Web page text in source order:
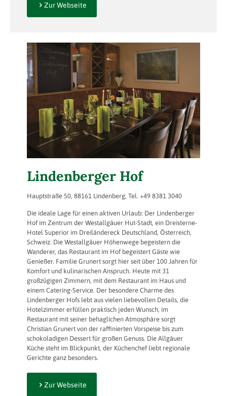
Zur Webseite
Lindenberger Hof
Hauptstraße 50, 88161 Lindenberg, Tel. +49 8381 3040
Die ideale Lage für einen aktiven Urlaub: Der Lindenberger
Hof im Zentrum der Westallgäuer Hut-Stadt, ein Dreisterne-
Hotel Superior im Dreiländereck Deutschland, Österreich,
Schweiz. Die Westallgäuer Höhenwege begeistern die
Wanderer, das Restaurant im Hof begeistert Gäste wie
Genießer. Familie Grunert sorgt hier seit über 100 Jahren für
Komfort und kulinarischen Anspruch. Heute mit 31
großzügigen Zimmern, mit dem Restaurant im Haus und
einem Catering-Service. Der besondere Charme des
Lindenberger Hofs lebt aus vielen liebevollen Details, die
Hotelzimmer erfüllen praktisch jeden Wunsch, im
Restaurant mit seiner behaglichen Atmosphäre sorgt
Christian Grunert von der raffinierten Vorspeise bis zum
schokoladigen Dessert für großen Genuss. Die Allgäuer
Küche steht im Blickpunkt, der Küchenchef liebt regionale
Gerichte ganz besonders.
Zur Webseite